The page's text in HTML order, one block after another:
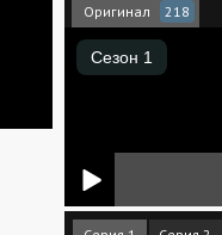
Оригинал 218